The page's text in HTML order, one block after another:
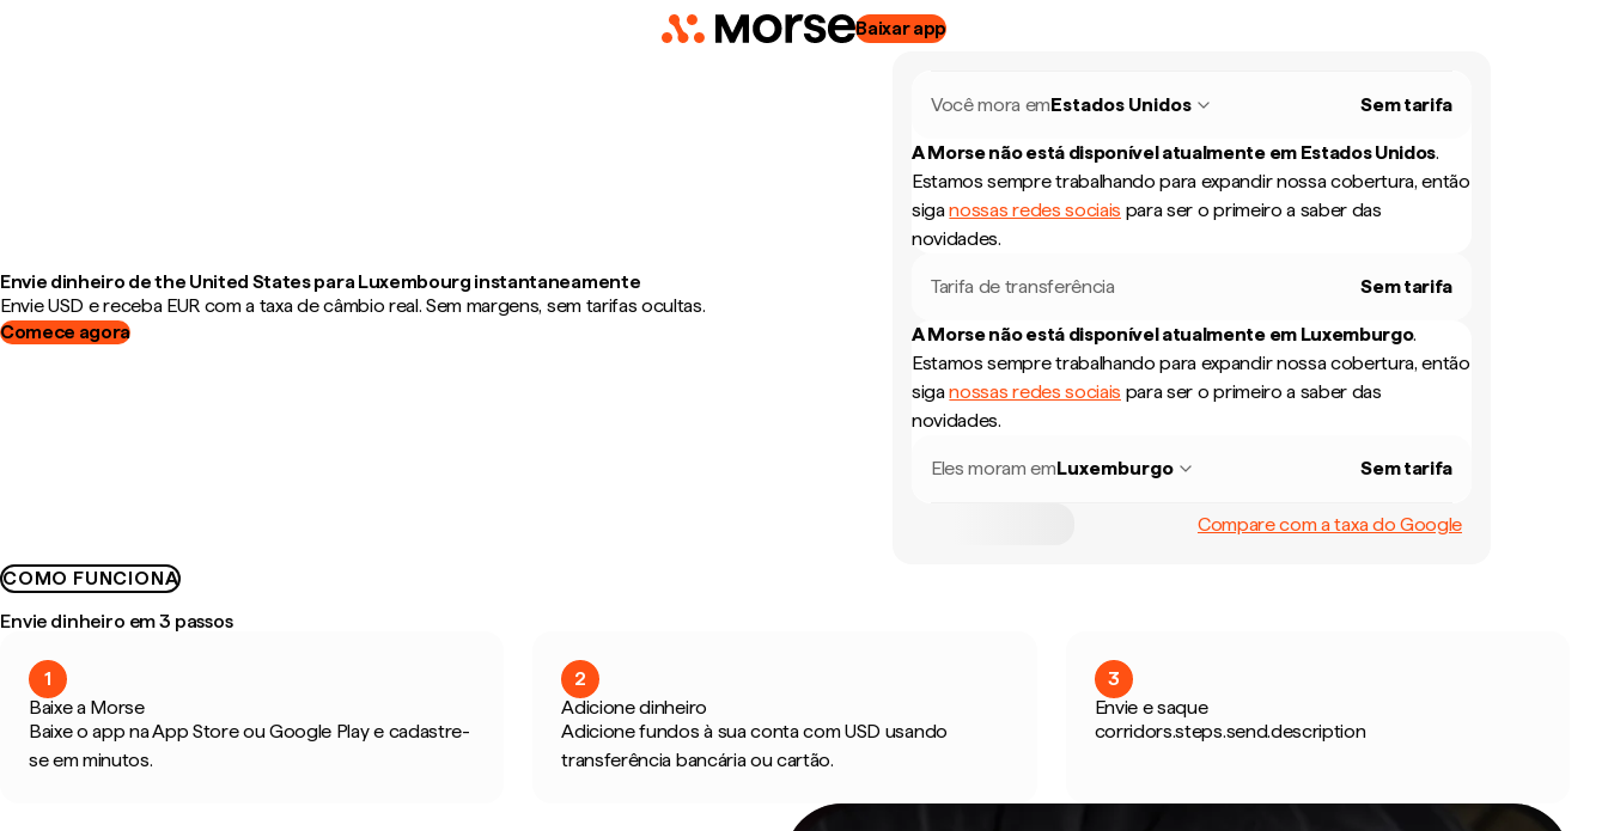
Baixar app
Envie dinheiro de the United States para Luxembourg instantaneamente
Envie USD e receba EUR com a taxa de câmbio real. Sem margens, sem tarifas ocultas.
Comece agora
Você mora emEstados Unidos Sem tarifa
A Morse não está disponível atualmente em Estados Unidos.
Estamos sempre trabalhando para expandir nossa cobertura, então
siganossas redes sociais para ser o primeiro a saber das
novidades.
Tarifa de transferência Sem tarifa
A Morse não está disponível atualmente em Luxemburgo.
Estamos sempre trabalhando para expandir nossa cobertura, então
siganossas redes sociais para ser o primeiro a saber das
novidades.
Eles moram emLuxemburgo Sem tarifa
Compare com a taxa do Google
COMO FUNCIONA
Envie dinheiro em 3 passos
1
Baixe a Morse
Baixe o app na App Store ou Google Play e cadastre-
se em minutos.
2
Adicione dinheiro
Adicione fundos à sua conta com USD usando
transferência bancária ou cartão.
3
Envie e saque
corridors.steps.send.description